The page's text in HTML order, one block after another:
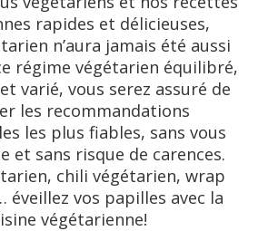
rapides et délicieuses,
n’aura jamais été aussi
régime végétarien équilibré,
varié, vous serez assuré de
les recommandations
les plus fiables, sans vous
et sans risque de carences.
chili végétarien, wrap
éveillez vos papilles avec la
végétarienne!